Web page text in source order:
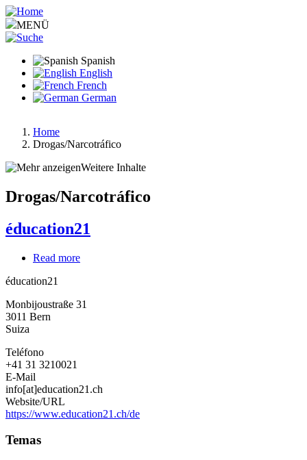
Pasar
al
contenido
MENÜ
Spanish
English
French
German
Ruta
de
Home
Drogas/Narcotráfico
Weitere Inhalte
Drogas/Narcotráfico
éducation21
Read more
éducation21
Monbijoustraße 31
3011 Bern
Suiza
Teléfono
+41 31 3210021
E-Mail
info[at]education21.ch
Website/URL
https://www.education21.ch/de
Temas